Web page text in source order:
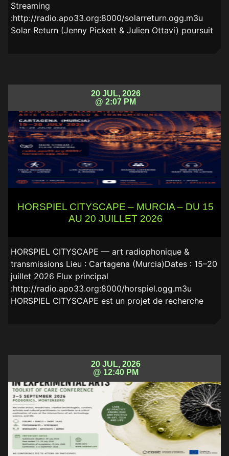
Streaming
:http://radio.apo33.org:8000/solarreturn.ogg.m3u
Solar Return (Jenny Pickett & Julien Ottavi) poursuit
20 JUL, 2026
@ 2:07 PM
HORSPIEL CITYSCAPE – MURCIA – DU 15
AU 20 JUILLET 2026
HORSPIEL CITYSCAPE — art radiophonique &
transmissions Lieu : Cartagena (Murcia)Dates : 15–20
juillet 2026 Flux principal
:http://radio.apo33.org:8000/horspiel.ogg.m3u
HORSPIEL CITYSCAPE est un projet de recherche
20 JUL, 2026
@ 12:40 PM